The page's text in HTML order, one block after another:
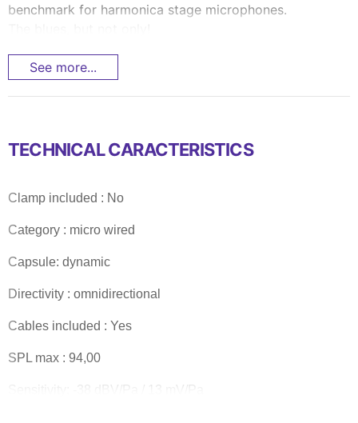
benchmark for harmonica stage microphones.
See more...
TECHNICAL CARACTERISTICS
Clamp included : No
Category : micro wired
Capsule: dynamic
Directivity : omnidirectional
Cables included : Yes
SPL max : 94,00
Sensitivity: -38 dBV/Pa / 13 mV/Pa